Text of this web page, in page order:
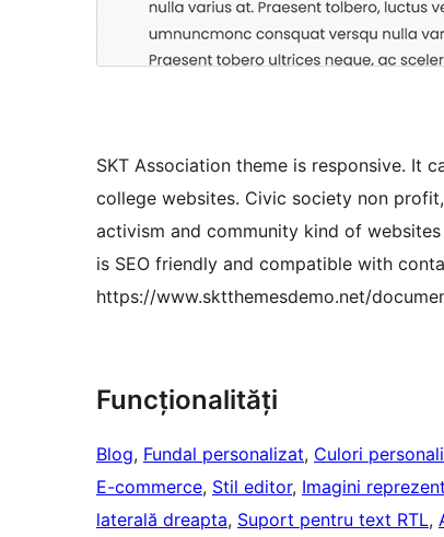
SKT Association theme is responsive. It
college websites. Civic society non
activism and community kind of
is SEO friendly and compatible with
https://www.sktthemesdemo.net/
Funcționalități
Blog, Fundal personalizat, Culori
E-commerce, Stil editor, Imagini
laterală dreapta, Suport pentru text RTL,